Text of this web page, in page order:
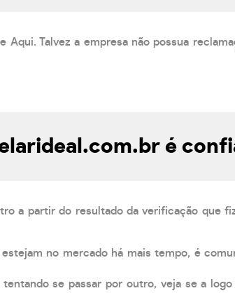
Aqui. Talvez a empresa não possua
é
a partir do resultado da verificação que
no mercado há mais tempo, é
se passar por outro, veja se a